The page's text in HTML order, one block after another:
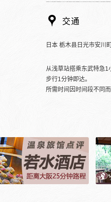
交通
日本 栃木县日光市安川
从浅草站搭乘东武特急
步行1分钟即达。
所需时间因时间段不同而